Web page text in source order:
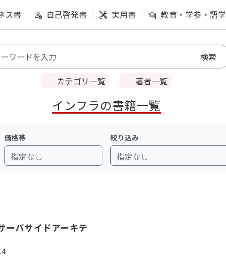
ス書 自己啓発書 実用書 教育・学参・語学
カテゴリ一覧 著者一覧
インフラの書籍一覧
価格帯
指定なし
絞り込み
指定なし
ーバサイドアーキテ